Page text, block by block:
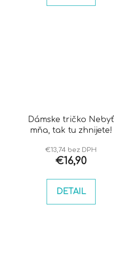
Dámske tričko Nebyť
mňa, tak tu zhnijete!
€13,74 bez DPH
€16,90
DETAIL